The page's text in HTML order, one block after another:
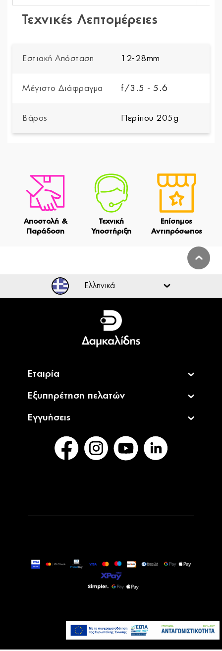
Τεχνικές Λεπτομέρειες
Εστιακή Απόσταση 12-28mm
Μέγιστο Διάφραγμα f/3.5 - 5.6
Βάρος Περίπου 205g
Αποστολή &
Παράδοση
Τεχνική
Υποστήριξη
Επίσημος
Αντιπρόσωπος
Προσθήκη στο καλάθι
Ελληνικά
Ελληνικά
English
Εταιρία
Εξυπηρέτηση πελατών
Εγγυήσεις